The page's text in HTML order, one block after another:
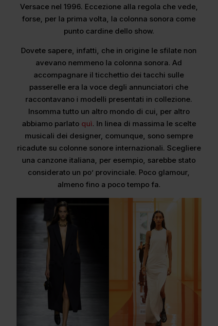
Versace nel 1996. Eccezione alla regola che vede,
forse, per la prima volta, la colonna sonora come
punto cardine dello show.
Dovete sapere, infatti, che in origine le sfilate non
avevano nemmeno la colonna sonora. Ad
accompagnare il ticchettio dei tacchi sulle
passerelle era la voce degli annunciatori che
raccontavano i modelli presentati in collezione.
Insomma tutto un altro mondo di cui, per altro
abbiamo parlato quì. In linea di massima le scelte
musicali dei designer, comunque, sono sempre
ricadute su colonne sonore internazionali. Scegliere
una canzone italiana, per esempio, sarebbe stato
considerato un po’ provinciale. Poco glamour,
almeno fino a poco tempo fa.